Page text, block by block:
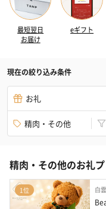
最短翌日
お届け
eギフト
現在の絞り込み条件
お礼
精肉・その他
精肉・その他のお礼
1位 白